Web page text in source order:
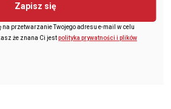
Zapisz się
przetwarzanie Twojego adresu e-mail w celu
że znana Ci jestpolityka prywatności i plików